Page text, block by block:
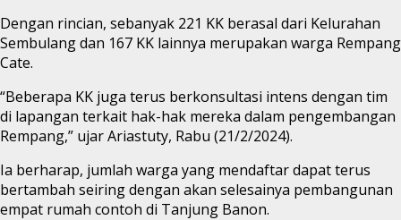
Dengan rincian, sebanyak 221 KK berasal dari Kelurahan
Sembulang dan 167 KK lainnya merupakan warga Rempang
Cate.
“Beberapa KK juga terus berkonsultasi intens dengan tim
di lapangan terkait hak-hak mereka dalam pengembangan
Rempang,” ujar Ariastuty, Rabu (21/2/2024).
Ia berharap, jumlah warga yang mendaftar dapat terus
bertambah seiring dengan akan selesainya pembangunan
empat rumah contoh di Tanjung Banon.